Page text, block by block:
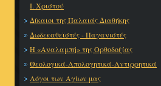
Ι. Χριστού
Δίκαιοι της Παλαιάς Διαθήκης
Δωδεκαθεϊστές - Παγανιστές
Η «Αναλαμπή» της Ορθοδοξίας
Θεολογικά-Απολογητικά-Αντιρρητικά
Λόγοι των Αγίων μας